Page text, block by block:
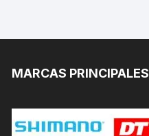
MARCAS PRINCIPALES